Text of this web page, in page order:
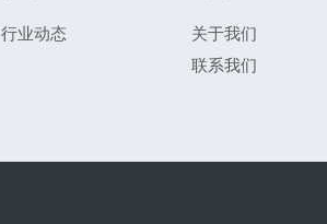
行业动态
关于我们
联系我们